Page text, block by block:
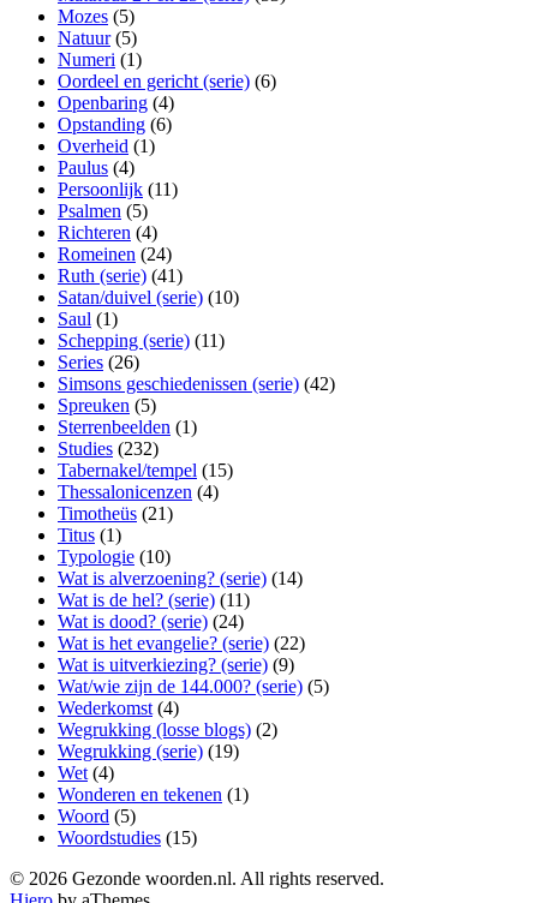
Mozes (5)
Natuur(5)
Numeri (1)
Oordeel en gericht (serie) (6)
Openbaring (4)
Opstanding (6)
Overheid (1)
Paulus (4)
Persoonlijk (11)
Psalmen (5)
Richteren (4)
Romeinen (24)
Ruth (serie) (41)
Satan/duivel (serie) (10)
Saul (1)
Schepping (serie) (11)
Series (26)
Simsons geschiedenissen (serie) (42)
Spreuken (5)
Sterrenbeelden (1)
Studies (232)
Tabernakel/tempel (15)
Thessalonicenzen (4)
Timotheüs (21)
Titus (1)
Typologie (10)
Wat is alverzoening? (serie) (14)
Wat is de hel? (serie) (11)
Wat is dood? (serie) (24)
Wat is het evangelie? (serie) (22)
Wat is uitverkiezing? (serie) (9)
Wat/wie zijn de 144.000? (serie) (5)
Wederkomst (4)
Wegrukking (losse blogs) (2)
Wegrukking (serie) (19)
Wet (4)
Wonderen en tekenen (1)
Woord (5)
Woordstudies (15)
© 2026 Gezonde woorden.nl. All rights reserved.